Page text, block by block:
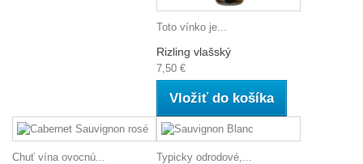
Toto vínko je...
Rizling vlašský
7,50 €
Vložiť do košíka
Chuť vína ovocnú... Typicky odrodové,...